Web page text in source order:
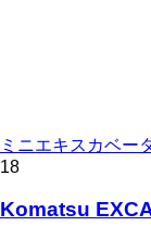
ミニエキスカベー
18
Komatsu